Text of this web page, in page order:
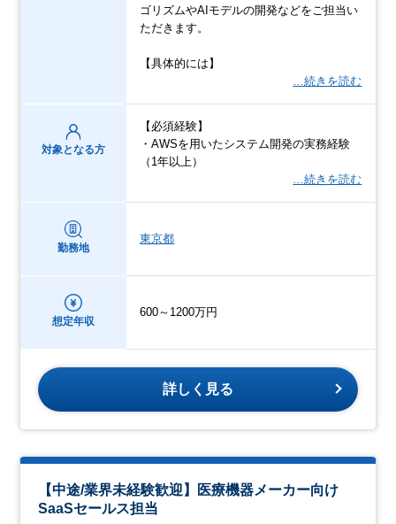
ゴリズムやAIモデルの開発などをご担当い
ただきます。
【具体的には】
…続きを読む
対象となる方
【必須経験】
・AWSを用いたシステム開発の実務経験
（1年以上）
…続きを読む
勤務地
東京都
想定年収
600～1200万円
詳しく見る
【中途/業界未経験歓迎】医療機器メーカー向け
SaaSセールス担当